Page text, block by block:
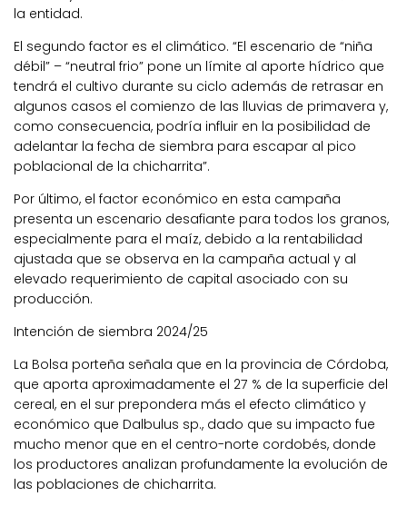
la entidad.
El segundo factor es el climático. “El escenario de “niña
débil” – “neutral frio” pone un límite al aporte hídrico que
tendrá el cultivo durante su ciclo además de retrasar en
algunos casos el comienzo de las lluvias de primavera y,
como consecuencia, podría influir en la posibilidad de
adelantar la fecha de siembra para escapar al pico
poblacional de la chicharrita”.
Por último, el factor económico en esta campaña
presenta un escenario desafiante para todos los granos,
especialmente para el maíz, debido a la rentabilidad
ajustada que se observa en la campaña actual y al
elevado requerimiento de capital asociado con su
producción.
Intención de siembra 2024/25
La Bolsa porteña señala que en la provincia de Córdoba,
que aporta aproximadamente el 27 % de la superficie del
cereal, en el sur prepondera más el efecto climático y
económico que Dalbulus sp., dado que su impacto fue
mucho menor que en el centro-norte cordobés, donde
los productores analizan profundamente la evolución de
las poblaciones de chicharrita.